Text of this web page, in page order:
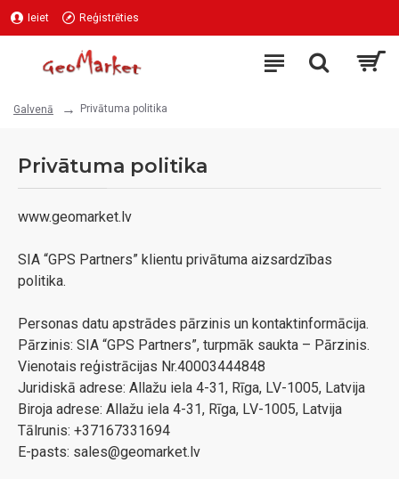
Ieiet Reģistrēties
Galvenā Privātuma politika
Privātuma politika
www.geomarket.lv
SIA “GPS Partners” klientu privātuma aizsardzības
politika.
Personas datu apstrādes pārzinis un kontaktinformācija.
Pārzinis: SIA “GPS Partners”, turpmāk saukta – Pārzinis.
Vienotais reģistrācijas Nr.40003444848
Juridiskā adrese: Allažu iela 4-31, Rīga, LV-1005, Latvija
Biroja adrese: Allažu iela 4-31, Rīga, LV-1005, Latvija
Tālrunis: +37167331694
E-pasts: sales@geomarket.lv